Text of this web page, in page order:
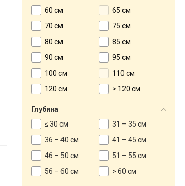
60 см
65 см
70 см
75 см
80 см
85 см
90 см
95 см
100 см
110 см
120 см
> 120 см
Глубина
≤ 30 см
31 – 35 см
36 – 40 см
41 – 45 см
46 – 50 см
51 – 55 см
56 – 60 см
> 60 см